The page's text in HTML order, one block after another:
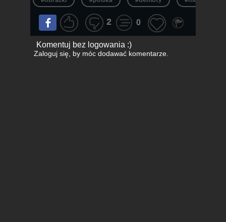
2 0
Komentuj bez logowania :)
Zaloguj się, by móc dodawać komentarze.